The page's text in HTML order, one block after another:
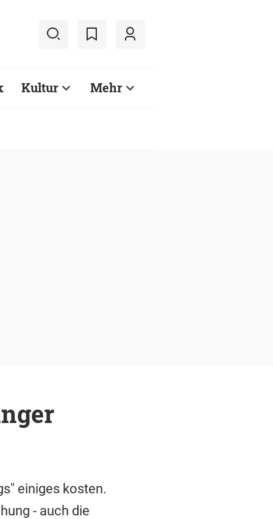
Kultur Mehr
einiges kosten.
- auch die